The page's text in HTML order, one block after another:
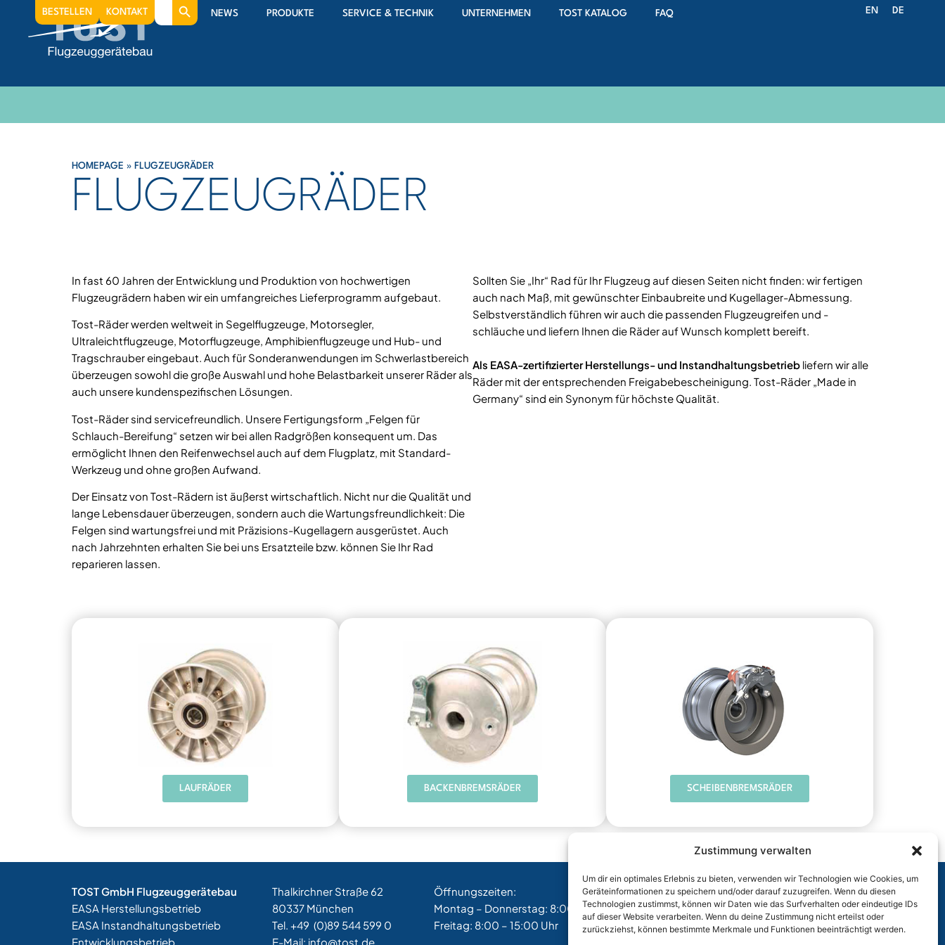
Zustimmung verwalten
Um dir ein optimales Erlebnis zu bieten, verwenden wir Technologien wie Cookies, um
Geräteinformationen zu speichern und/oder darauf zuzugreifen. Wenn du diesen
Technologien zustimmst, können wir Daten wie das Surfverhalten oder eindeutige IDs
auf dieser Website verarbeiten. Wenn du deine Zustimmung nicht erteilst oder
zurückziehst, können bestimmte Merkmale und Funktionen beeinträchtigt werden.
NEWS PRODUKTE SERVICE & TECHNIK UNTERNEHMEN TOST KATALOG FAQ
BESTELLEN KONTAKT
Search
for:
EN DE
HOMEPAGE » FLUGZEUGRÄDER
FLUGZEUGRÄDER
In fast 60 Jahren der Entwicklung und Produktion von hochwertigen
Flugzeugrädern haben wir ein umfangreiches Lieferprogramm aufgebaut.
Tost-Räder werden weltweit in Segelflugzeuge, Motorsegler,
Ultraleichtflugzeuge, Motorflugzeuge, Amphibienflugzeuge und Hub- und
Tragschrauber eingebaut. Auch für Sonderanwendungen im Schwerlastbereich
überzeugen sowohl die große Auswahl und hohe Belastbarkeit unserer Räder als
auch unsere kundenspezifischen Lösungen.
Tost-Räder sind servicefreundlich. Unsere Fertigungsform „Felgen für
Schlauch-Bereifung“ setzen wir bei allen Radgrößen konsequent um. Das
ermöglicht Ihnen den Reifenwechsel auch auf dem Flugplatz, mit Standard-
Werkzeug und ohne großen Aufwand.
Der Einsatz von Tost-Rädern ist äußerst wirtschaftlich. Nicht nur die Qualität und
lange Lebensdauer überzeugen, sondern auch die Wartungsfreundlichkeit: Die
Felgen sind wartungsfrei und mit Präzisions-Kugellagern ausgerüstet. Auch
nach Jahrzehnten erhalten Sie bei uns Ersatzteile bzw. können Sie Ihr Rad
reparieren lassen.
Sollten Sie „Ihr“ Rad für Ihr Flugzeug auf diesen Seiten nicht finden: wir fertigen
auch nach Maß, mit gewünschter Einbaubreite und Kugellager-Abmessung.
Selbstverständlich führen wir auch die passenden Flugzeugreifen und -
schläuche und liefern Ihnen die Räder auf Wunsch komplett bereift.
Als EASA-zertifizierter Herstellungs- und Instandhaltungsbetrieb liefern wir alle
Räder mit der entsprechenden Freigabebescheinigung. Tost-Räder „Made in
Germany“ sind ein Synonym für höchste Qualität.
LAUFRÄDER BACKENBREMSRÄDER SCHEIBENBREMSRÄDER
TOST GmbH Flugzeuggerätebau
EASA Herstellungsbetrieb
EASA Instandhaltungsbetrieb
Entwicklungsbetrieb
Thalkirchner Straße 62
80337 München
Tel. +49 (0)89 544 599 0
E-Mail: info@tost.de
Öffnungszeiten:
Montag – Donnerstag: 8:00 – 17:00 Uhr
Freitag: 8:00 – 15:00 Uhr